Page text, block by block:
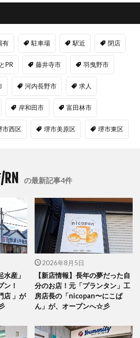
有 駐車場 駅近 閉店
PR 藤井寺市 羽曳野市
河内長野市 求人
岸和田市 富田林市
市西区 堺市美原区 堺市東区
の最新記事4件
水産」
ン！
店 」が
2026年8月5日
【新店情報】長年の夢だった自
分のお店！元「プランタン」工
房店長の「nicopan〜にこぱ
ん」が、オープンへ☆彡